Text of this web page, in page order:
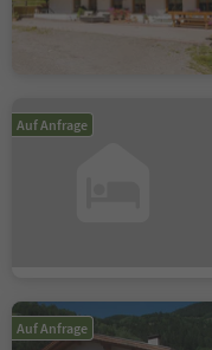
Auf Anfrage
Auf Anfrage